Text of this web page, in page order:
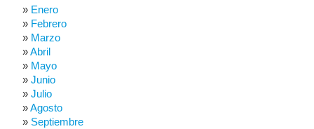
Enero
Febrero
Marzo
Abril
Mayo
Junio
Julio
Agosto
Septiembre